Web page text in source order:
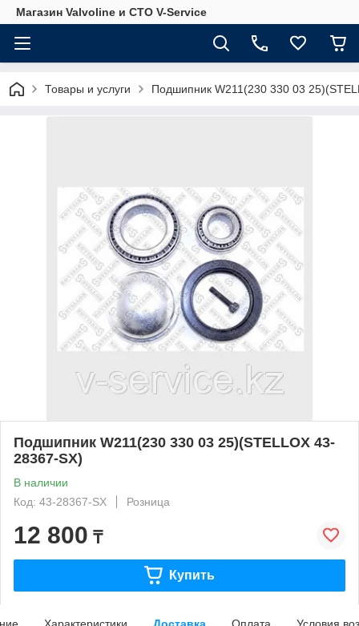
Магазин Valvoline и СТО V-Service
Товары и услуги Подшипник W211(230 330 03
Подшипник W211(230 330 03 25)(STELLOX 43-
28367-SX)
В наличии
Код: 43-28367-SX
Розница
12 800 ₸
Купить
Характеристики Доставка Оплата Условия